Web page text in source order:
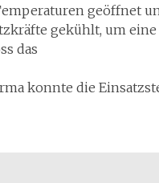
geöffnet
gekühlt, um eine
das
konnte die